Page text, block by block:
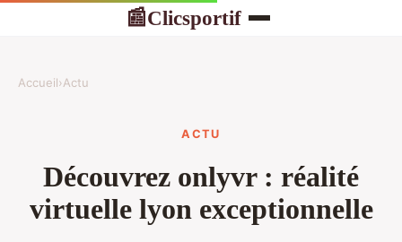
📰Clicsportif
Accueil›Actu
ACTU
Découvrez onlyvr : réalité
virtuelle lyon exceptionnelle